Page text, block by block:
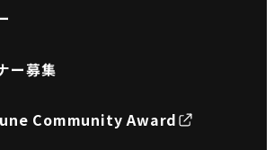
ー募集
Community Award